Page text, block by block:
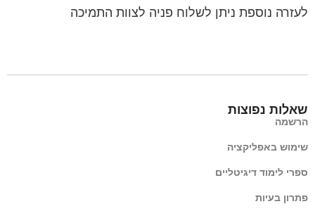
לעזרה נוספת ניתן לשלוח פניה לצוות התמיכה
שאלות נפוצות
הרשמה
שימוש באפליקציה
ספרי לימוד דיגיטליים
פתרון בעיות